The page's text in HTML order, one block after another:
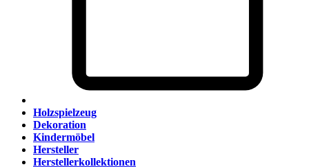
Holzspielzeug
Dekoration
Kindermöbel
Hersteller
Herstellerkollektionen